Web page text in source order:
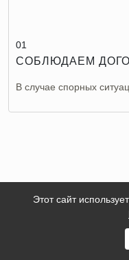
01
СОБЛЮДАЕМ
В случае спорных
info@eve-
Этот сайт